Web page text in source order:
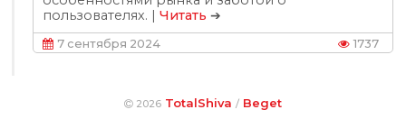
пользователях. |Читать ➔
7 сентября 2024 1737
2026 TotalShiva / Beget